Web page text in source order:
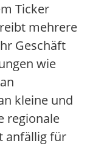
Ticker
mehrere
Geschäft
wie
kleine und
regionale
anfällig für